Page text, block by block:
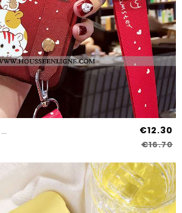
Coque Huawei Mate 10 Protection Délavé En Daim Étui Charmant Silicone Rouge €12.30
€16.70